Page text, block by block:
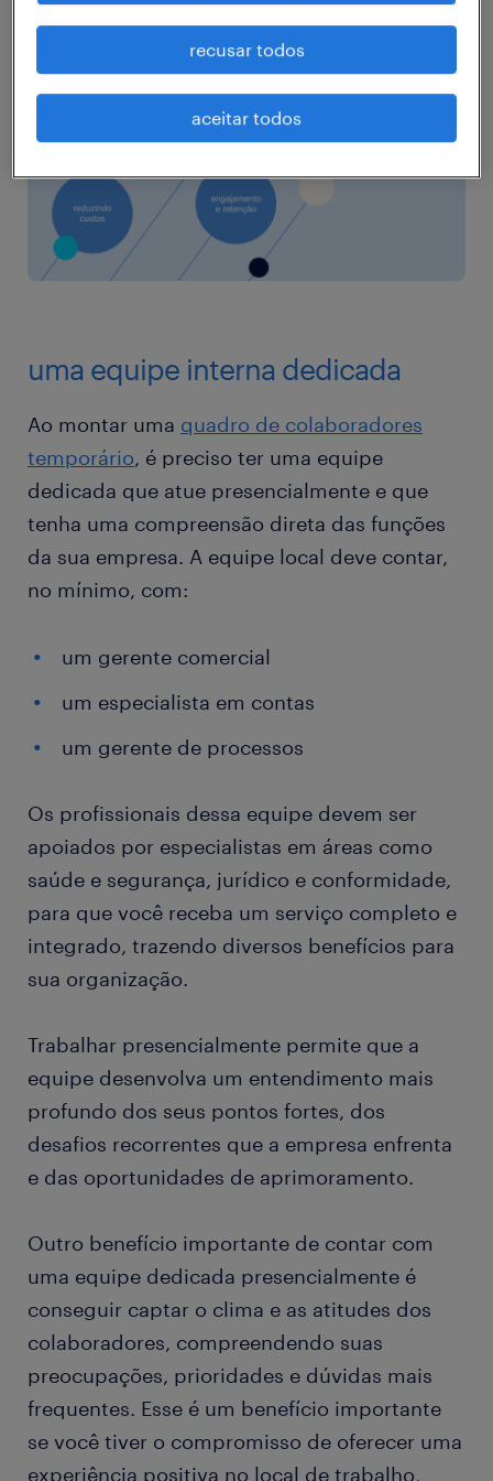
uma equipe interna dedicada
Ao montar uma quadro de colaboradores
temporário, é preciso ter uma equipe
dedicada que atue presencialmente e que
tenha uma compreensão direta das funções
da sua empresa. A equipe local deve contar,
no mínimo, com:
um gerente comercial
um especialista em contas
um gerente de processos
Os profissionais dessa equipe devem ser
apoiados por especialistas em áreas como
saúde e segurança, jurídico e conformidade,
para que você receba um serviço completo e
integrado, trazendo diversos benefícios para
sua organização.
Trabalhar presencialmente permite que a
equipe desenvolva um entendimento mais
profundo dos seus pontos fortes, dos
desafios recorrentes que a empresa enfrenta
e das oportunidades de aprimoramento.
Outro benefício importante de contar com
uma equipe dedicada presencialmente é
conseguir captar o clima e as atitudes dos
colaboradores, compreendendo suas
preocupações, prioridades e dúvidas mais
frequentes. Esse é um benefício importante
se você tiver o compromisso de oferecer uma
experiência positiva no local de trabalho,
recusar todos
aceitar todos